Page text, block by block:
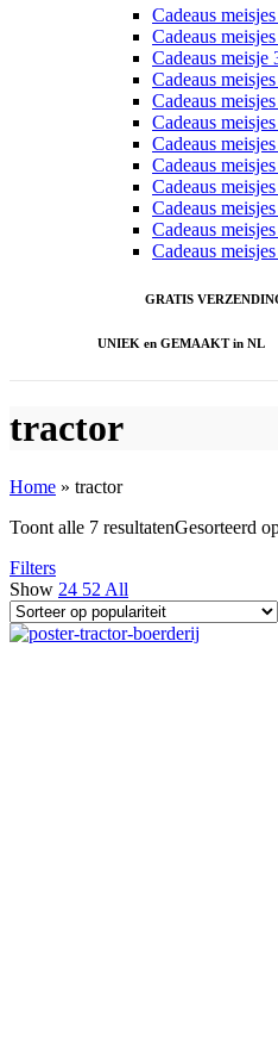
Cadeaus
Cadeaus
Cadeaus meisje
Cadeaus
Cadeaus
Cadeaus
Cadeaus
Cadeaus
Cadeaus
Cadeaus
Cadeaus
Cadeaus
GRATIS
UNIEK en GEMAAKT in NL
tractor
Home » tractor
Toont alle 7 resultatenGesorteerd
Filters
Show 24 52 All